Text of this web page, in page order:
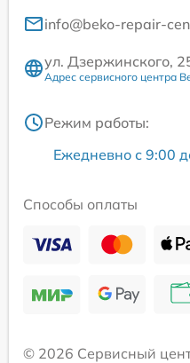
info@beko-repair-
ул. Дзержинского,
Адрес сервисного центра
Режим работы:
Ежедневно с 9:00
Способы оплаты
© 2026 Сервисный